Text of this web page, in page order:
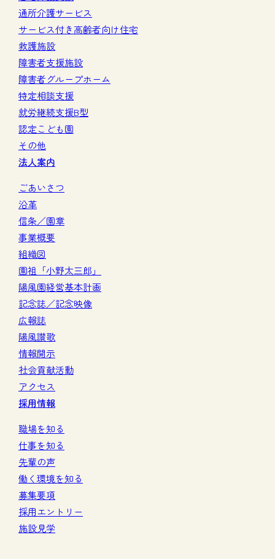
通所介護サービス
サービス付き高齢者向け住宅
救護施設
障害者支援施設
障害者グループホーム
特定相談支援
就労継続支援B型
認定こども園
その他
法人案内
ごあいさつ
沿革
信条／園章
事業概要
組織図
園祖「小野太三郎」
陽風園経営基本計画
記念誌／記念映像
広報誌
陽風讃歌
情報開示
社会貢献活動
アクセス
採用情報
職場を知る
仕事を知る
先輩の声
働く環境を知る
募集要項
採用エントリー
施設見学